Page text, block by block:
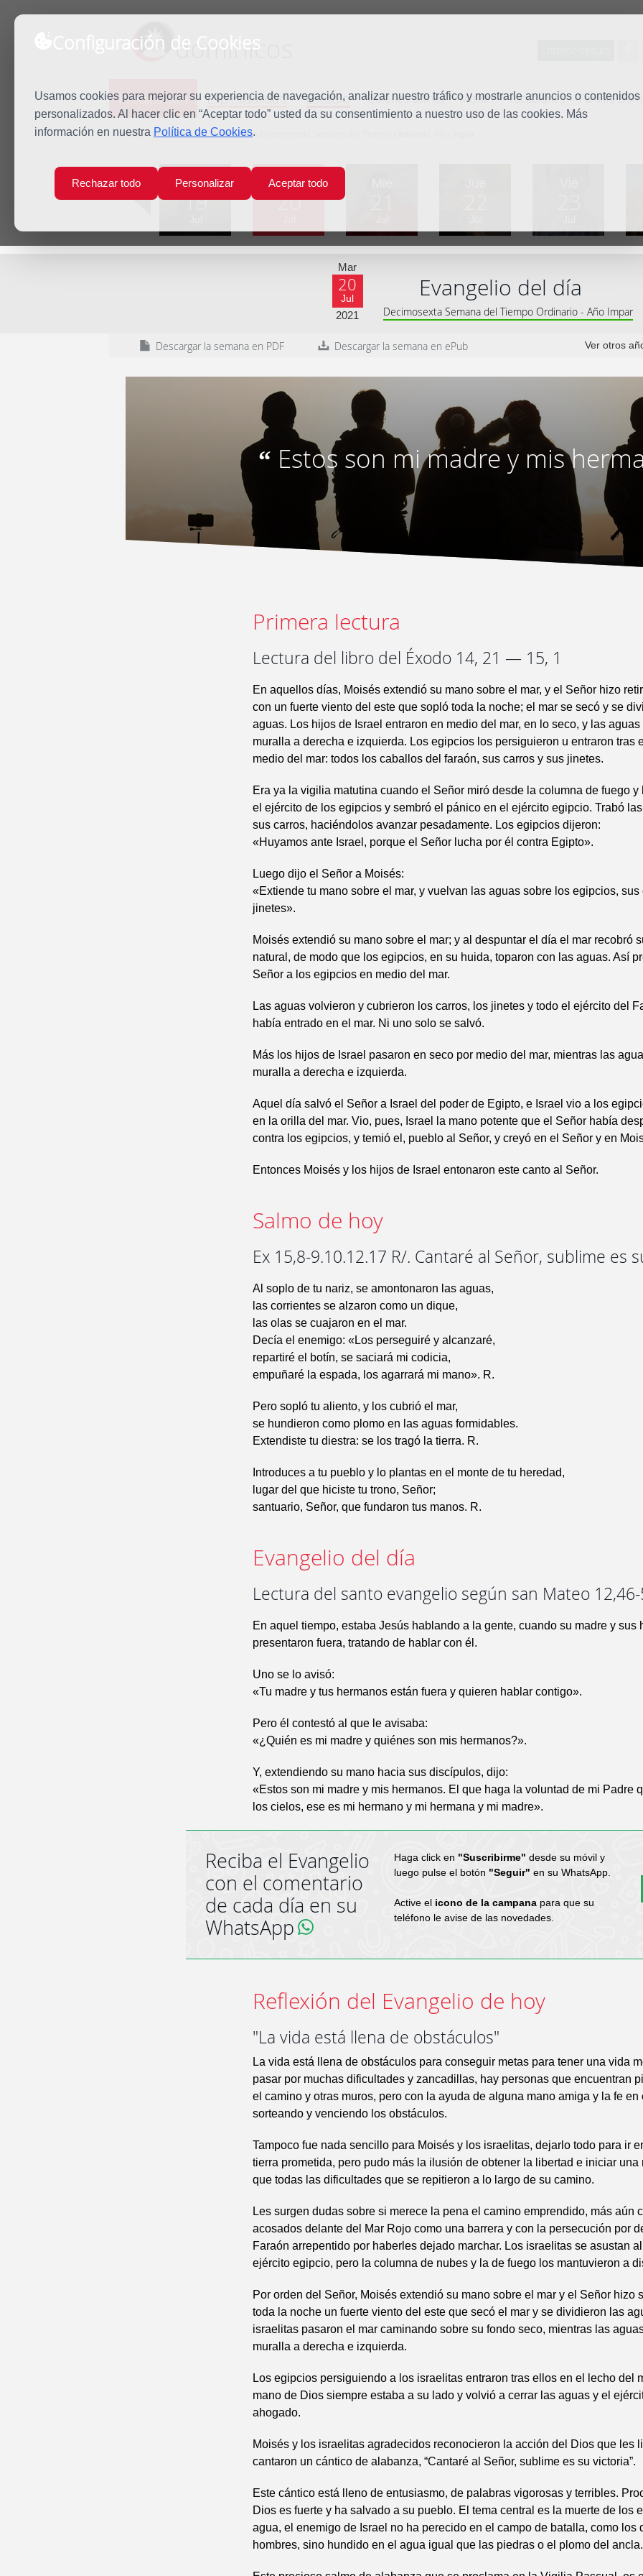
Configuración de Cookies
Usamos cookies para mejorar su experiencia de navegación, analizar nuestro tráfico y mostrarle anuncios o contenidos
personalizados. Al hacer clic en “Aceptar todo” usted da su consentimiento a nuestro uso de las cookies. Más
información en nuestra Política de Cookies.
Rechazar todo Personalizar Aceptar todo
dominicos
Predicación Espiritualidad Estudio Quiénes somos Misión Vocaciones Familia
Inicio Predicación Martes de la Decimosexta Semana del Tiempo Ordinario, Año impar
Lun
19
Mar
20
Mar
20
Jul
2021
Evangelio del día
Decimosexta Semana del Tiempo Ordinario - Año Impar
Descargar la semana en PDF Descargar la semana en ePub Ver otros
“ Estos son mi madre y mis
Primera lectura
Lectura del libro del Éxodo 14, 21 — 15, 1
En aquellos días, Moisés extendió su mano sobre el mar, y el Señor hizo
con un fuerte viento del este que sopló toda la noche; el mar se secó y se
aguas. Los hijos de Israel entraron en medio del mar, en lo seco, y las
muralla a derecha e izquierda. Los egipcios los persiguieron u entraron tras
medio del mar: todos los caballos del faraón, sus carros y sus jinetes.
Era ya la vigilia matutina cuando el Señor miró desde la columna de fuego y
el ejército de los egipcios y sembró el pánico en el ejército egipcio. Trabó
sus carros, haciéndolos avanzar pesadamente. Los egipcios dijeron:
«Huyamos ante Israel, porque el Señor lucha por él contra Egipto».
Luego dijo el Señor a Moisés:
«Extiende tu mano sobre el mar, y vuelvan las aguas sobre los egipcios, sus
jinetes».
Moisés extendió su mano sobre el mar; y al despuntar el día el mar recobró
natural, de modo que los egipcios, en su huida, toparon con las aguas. Así
Señor a los egipcios en medio del mar.
Las aguas volvieron y cubrieron los carros, los jinetes y todo el ejército del
había entrado en el mar. Ni uno solo se salvó.
Más los hijos de Israel pasaron en seco por medio del mar, mientras las
muralla a derecha e izquierda.
Aquel día salvó el Señor a Israel del poder de Egipto, e Israel vio a los
en la orilla del mar. Vio, pues, Israel la mano potente que el Señor había
contra los egipcios, y temió el, pueblo al Señor, y creyó en el Señor y en
Entonces Moisés y los hijos de Israel entonaron este canto al Señor.
Salmo de hoy
Ex 15,8-9.10.12.17 R/. Cantaré al Señor, sublime es
Al soplo de tu nariz, se amontonaron las aguas,
las corrientes se alzaron como un dique,
las olas se cuajaron en el mar.
Decía el enemigo: «Los perseguiré y alcanzaré,
repartiré el botín, se saciará mi codicia,
empuñaré la espada, los agarrará mi mano». R.
Pero sopló tu aliento, y los cubrió el mar,
se hundieron como plomo en las aguas formidables.
Extendiste tu diestra: se los tragó la tierra. R.
Introduces a tu pueblo y lo plantas en el monte de tu heredad,
lugar del que hiciste tu trono, Señor;
santuario, Señor, que fundaron tus manos. R.
Evangelio del día
Lectura del santo evangelio según san Mateo
En aquel tiempo, estaba Jesús hablando a la gente, cuando su madre y sus
presentaron fuera, tratando de hablar con él.
Uno se lo avisó:
«Tu madre y tus hermanos están fuera y quieren hablar contigo».
Pero él contestó al que le avisaba:
«¿Quién es mi madre y quiénes son mis hermanos?».
Y, extendiendo su mano hacia sus discípulos, dijo:
«Estos son mi madre y mis hermanos. El que haga la voluntad de mi Padre
los cielos, ese es mi hermano y mi hermana y mi madre».
Reciba el Evangelio
con el comentario
de cada día en su
WhatsApp
Haga click en "Suscribirme" desde su móvil y
luego pulse el botón "Seguir" en su WhatsApp.
Active el icono de la campanapara que su
teléfono le avise de las novedades.
Reflexión del Evangelio de hoy
"La vida está llena de obstáculos"
La vida está llena de obstáculos para conseguir metas para tener una vida
pasar por muchas dificultades y zancadillas, hay personas que encuentran
el camino y otras muros, pero con la ayuda de alguna mano amiga y la fe en
sorteando y venciendo los obstáculos.
Tampoco fue nada sencillo para Moisés y los israelitas, dejarlo todo para ir
tierra prometida, pero pudo más la ilusión de obtener la libertad e iniciar una
que todas las dificultades que se repitieron a lo largo de su camino.
Les surgen dudas sobre si merece la pena el camino emprendido, más aún
acosados delante del Mar Rojo como una barrera y con la persecución por
Faraón arrepentido por haberles dejado marchar. Los israelitas se asustan
ejército egipcio, pero la columna de nubes y la de fuego los mantuvieron a
Por orden del Señor, Moisés extendió su mano sobre el mar y el Señor hizo
toda la noche un fuerte viento del este que secó el mar y se dividieron las
israelitas pasaron el mar caminando sobre su fondo seco, mientras las
muralla a derecha e izquierda.
Los egipcios persiguiendo a los israelitas entraron tras ellos en el lecho del
mano de Dios siempre estaba a su lado y volvió a cerrar las aguas y el
ahogado.
Moisés y los israelitas agradecidos reconocieron la acción del Dios que les
cantaron un cántico de alabanza, “Cantaré al Señor, sublime es su victoria”.
Este cántico está lleno de entusiasmo, de palabras vigorosas y terribles.
Dios es fuerte y ha salvado a su pueblo. El tema central es la muerte de los
agua, el enemigo de Israel no ha perecido en el campo de batalla, como los
hombres, sino hundido en el agua igual que las piedras o el plomo del ancla.